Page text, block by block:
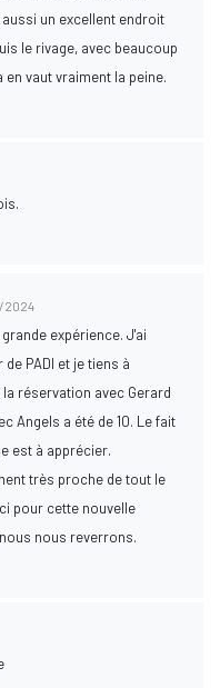
aussi un excellent endroit
le rivage, avec beaucoup
vaut vraiment la peine.
2024
grande expérience. J'ai
PADI et je tiens à
réservation avec Gerard
Angels a été de 10. Le fait
est à apprécier.
très proche de tout le
pour cette nouvelle
nous reverrons.